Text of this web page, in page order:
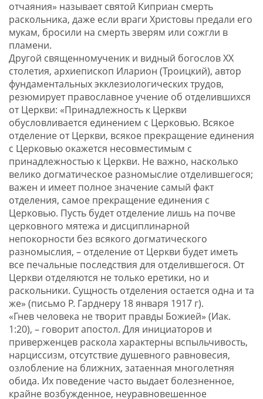
отчаяния» называет святой Киприан смерть
раскольника, даже если враги Христовы предали его
мукам, бросили на смерть зверям или сожгли в
пламени.
Другой священномученик и видный богослов XX
столетия, архиепископ Иларион (Троицкий), автор
фундаментальных экклезиологических трудов,
резюмирует православное учение об отделившихся
от Церкви: «Принадлежность к Церкви
обусловливается единением с Церковью. Всякое
отделение от Церкви, всякое прекращение единения
с Церковью окажется несовместимым с
принадлежностью к Церкви. Не важно, насколько
велико догматическое разномыслие отделившегося;
важен и имеет полное значение самый факт
отделения, самое прекращение единения с
Церковью. Пусть будет отделение лишь на почве
церковного мятежа и дисциплинарной
непокорности без всякого догматического
разномыслия, – отделение от Церкви будет иметь
все печальные последствия для отделившегося. От
Церкви отделяются не только еретики, но и
раскольники. Сущность отделения остается одна и та
же» (письмо Р. Гарднеру 18 января 1917 г).
«Гнев человека не творит правды Божией» (Иак.
1:20), – говорит апостол. Для инициаторов и
приверженцев раскола характерны вспыльчивость,
нарциссизм, отсутствие душевного равновесия,
озлобление на ближних, затаенная многолетняя
обида. Их поведение часто выдает болезненное,
крайне возбужденное, неуравновешенное